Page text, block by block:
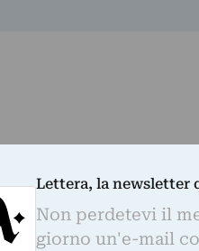
Lettera, la newsletter
Non perdetevi il
giorno un'e-mail